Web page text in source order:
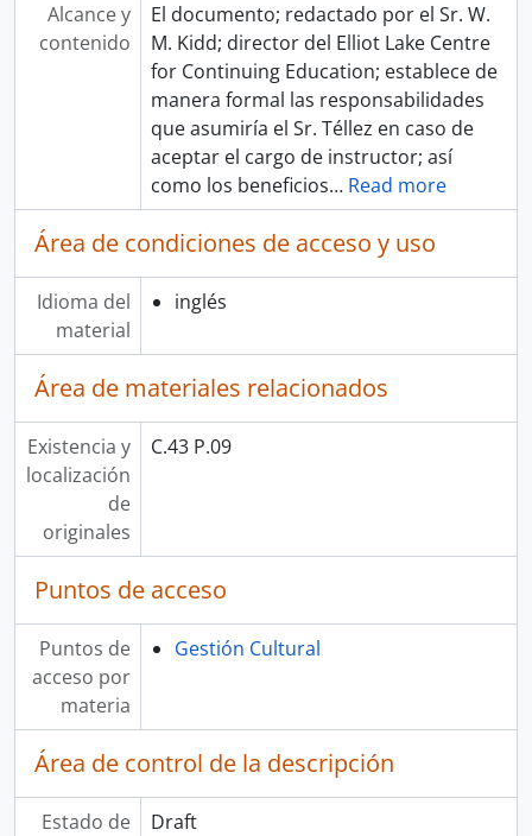
Alcance y
contenido
El documento; redactado por el Sr. W.
M. Kidd; director del Elliot Lake Centre
for Continuing Education; establece de
manera formal las responsabilidades
que asumiría el Sr. Téllez en caso de
aceptar el cargo de instructor; así
como los beneficios… Read more
Área de condiciones de acceso y uso
Idioma del
material
inglés
Área de materiales relacionados
Existencia y
localización
de
originales
C.43 P.09
Puntos de acceso
Puntos de
acceso por
materia
Gestión Cultural
Área de control de la descripción
Estado de
Draft